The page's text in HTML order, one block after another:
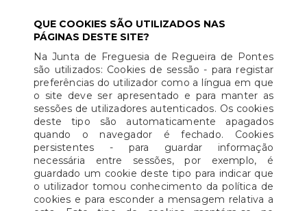
QUE COOKIES SÃO UTILIZADOS NAS
PÁGINAS DESTE SITE?
Na Junta de Freguesia de Regueira de Pontes
são utilizados: Cookies de sessão - para registar
preferências do utilizador como a língua em que
o site deve ser apresentado e para manter as
sessões de utilizadores autenticados. Os cookies
deste tipo são automaticamente apagados
quando o navegador é fechado. Cookies
persistentes - para guardar informação
necessária entre sessões, por exemplo, é
guardado um cookie deste tipo para indicar que
o utilizador tomou conhecimento da política de
cookies e para esconder a mensagem relativa a